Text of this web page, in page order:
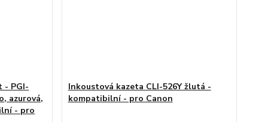
- PGI-
azurová,
- pro
Inkoustová kazeta CLI-526Y žlutá -
kompatibilní - pro Canon